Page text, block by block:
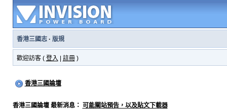
香港三國志· 版規
歡迎訪客 ( 登入 註冊)
香港三國論壇
香港三國論壇 最新消息： 可能關站預告，以及貼文下載器